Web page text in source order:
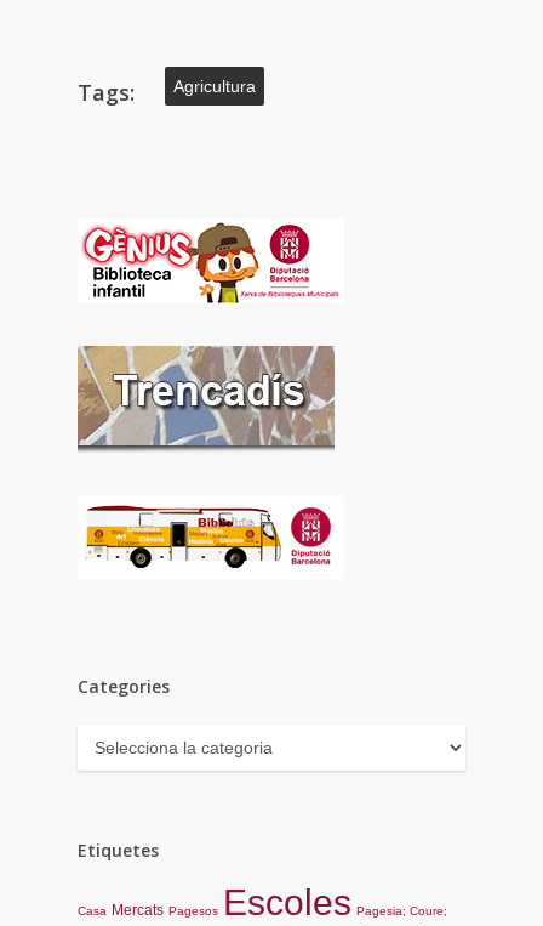
Tags: Agricultura
Categories
Categories
Etiquetes
Casa Mercats Pagesos Escoles Pagesia; Coure;